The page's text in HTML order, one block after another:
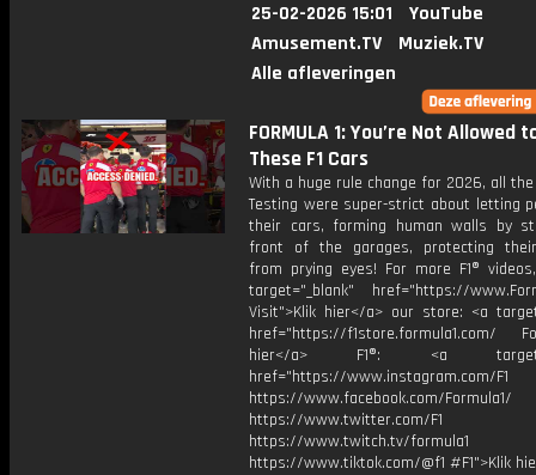
25-02-2026 15:01
YouTube
Amusement.TV
Muziek.TV
Alle afleveringen
FORMULA 1: You’re Not Allowed
These F1 Cars
With a huge rule change for 2026, all
Testing were super-strict about letting
their cars, forming human walls by
front of the garages, protecting
from prying eyes! For more F1®
target="_blank" href="https://
Visit">Klik hier</a> our store: <a
href="https://f1store.formula1.com/
hier</a> F1®: <a
href="https://www.instagram.com/F1
https://www.facebook.com/Formula1/
https://www.twitter.com/F1
https://www.twitch.tv/formula1
https://www.tiktok.com/@f1 #F1">Klik